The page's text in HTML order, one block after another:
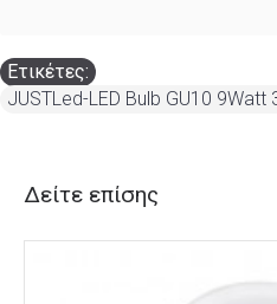
Ετικέτες:
JUSTLed-LED Bulb GU10
Δείτε επίσης